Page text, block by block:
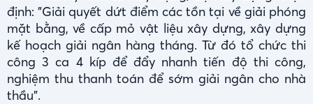
định: "Giải quyết dứt điểm các tồn tại về giải phóng
mặt bằng, về cấp mỏ vật liệu xây dựng, xây dựng
kế hoạch giải ngân hàng tháng. Từ đó tổ chức thi
công 3 ca 4 kíp để đẩy nhanh tiến độ thi công,
nghiệm thu thanh toán để sớm giải ngân cho nhà
thầu".